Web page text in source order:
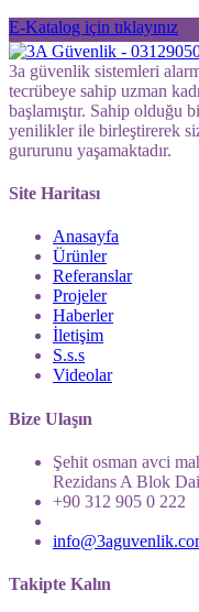
E-Katalog için tıklayınız
3a güvenlik sistemleri
tecrübeye sahip uzman
başlamıştır. Sahip
yenilikler ile birleştirerek
gururunu yaşamaktadır.
Site Haritası
Anasayfa
Ürünler
Referanslar
Projeler
Haberler
İletişim
S.s.s
Videolar
Bize Ulaşın
Şehit osman avci
Rezidans A Blok
+90 312 905 0 222
Takipte Kalın